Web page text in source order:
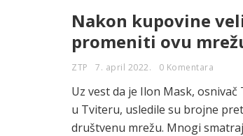
Nakon kupovine
promeniti ovu
ZTP 7. april 2022. 0 Komentara
Uz vest da je Ilon Mask,
u Tviteru, usledile su brojne
društvenu mrežu. Mnogi